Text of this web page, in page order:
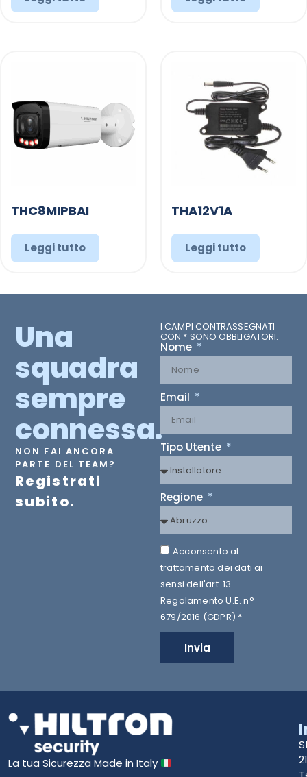
THC8MIPBAI
Leggi tutto
THA12V1A
Leggi tutto
Una
squadra
sempre
connessa.
NON FAI ANCORA
PARTE DEL TEAM?
Registrati
subito.
I CAMPI CONTRASSEGNATI
CON * SONO OBBLIGATORI.
Nome
Email
Tipo Utente
Regione
Acconsento al
trattamento dei dati ai
sensi dell'art. 13
Regolamento U.E. n°
679/2016 (GDPR) *
Invia
La tua Sicurezza Made in Italy